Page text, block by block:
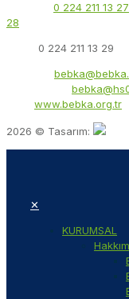
0 224 211 13 27
28
0 224 211 13 29
www.bebka.org.tr
2026 © Tasarım:
✕
KURUMSAL